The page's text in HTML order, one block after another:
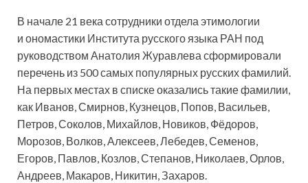
В начале 21 века сотрудники отдела этимологии
и ономастики Института русского языка РАН под
руководством Анатолия Журавлева сформировали
перечень из 500 самых популярных русских фамилий.
На первых местах в списке оказались такие фамилии,
как Иванов, Смирнов, Кузнецов, Попов, Васильев,
Петров, Соколов, Михайлов, Новиков, Фёдоров,
Морозов, Волков, Алексеев, Лебедев, Семенов,
Егоров, Павлов, Козлов, Степанов, Николаев, Орлов,
Андреев, Макаров, Никитин, Захаров.